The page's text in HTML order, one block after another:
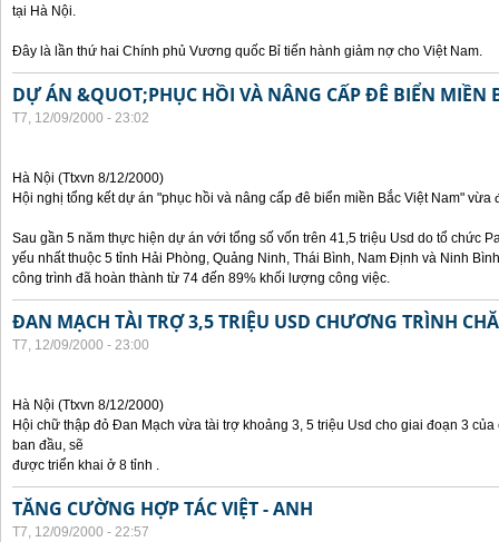
tại Hà Nội.
Đây là lần thứ hai Chính phủ Vương quốc Bỉ tiến hành giảm nợ cho Việt Nam.
DỰ ÁN &QUOT;PHỤC HỒI VÀ NÂNG CẤP ĐÊ BIỂN MIỀN
T7, 12/09/2000 - 23:02
Hà Nội (Ttxvn 8/12/2000)
Hội nghị tổng kết dự án "phục hồi và nâng cấp đê biển miền Bắc Việt Nam" vừa
Sau gần 5 năm thực hiện dự án với tổng số vốn trên 41,5 triệu Usd do tổ chức
yếu nhất thuộc 5 tỉnh Hải Phòng, Quảng Ninh, Thái Bình, Nam Định và Ninh
công trình đã hoàn thành từ 74 đến 89% khối lượng công việc.
ĐAN MẠCH TÀI TRỢ 3,5 TRIỆU USD CHƯƠNG TRÌNH
T7, 12/09/2000 - 23:00
Hà Nội (Ttxvn 8/12/2000)
Hội chữ thập đỏ Đan Mạch vừa tài trợ khoảng 3, 5 triệu Usd cho giai đoạn 3
ban đầu, sẽ
được triển khai ở 8 tỉnh .
TĂNG CƯỜNG HỢP TÁC VIỆT - ANH
T7, 12/09/2000 - 22:57